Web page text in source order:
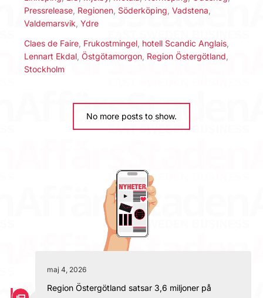
Pressrelease, Regionen, Söderköping, Vadstena,
Valdemarsvik, Ydre
Claes de Faire Frukostmingel hotell Scandic Anglais
Lennart Ekdal Östgötamorgon Region Östergötland
Stockholm
No more posts to show.
maj 4, 2026
Region Östergötland satsar 3,6 miljoner på